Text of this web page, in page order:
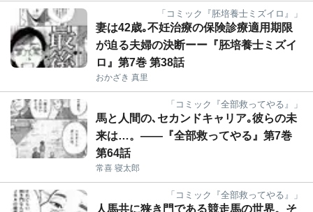
「コミック『胚培養士ミズイロ』」
妻は42歳｡不妊治療の保険診療適用期限
が迫る夫婦の決断ーー『胚培養士ミズイ
ロ』第7巻 第38話
おかざき 真里
「コミック『全部救ってやる』」
馬と人間の､セカンドキャリア｡彼らの未
来は…。――『全部救ってやる』第7巻
第64話
常喜 寝太郎
「コミック『全部救ってやる』」
人馬共に狭き門である競走馬の世界。そ